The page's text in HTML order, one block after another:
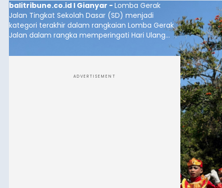
balitribune.co.id I Gianyar - Lomba Gerak
Jalan Tingkat Sekolah Dasar (SD) menjadi
kategori terakhir dalam rangkaian Lomba Gerak
Jalan dalam rangka memperingati Hari Ulang
Indonesia Tahun 2026 di Kabupaten Gianyar.
ADVERTISEMENT